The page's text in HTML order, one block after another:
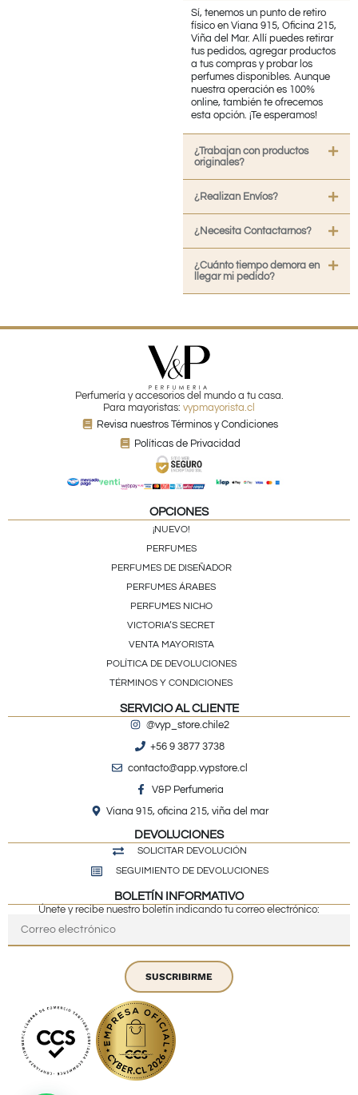
Sí, tenemos un punto de retiro
físico en Viana 915, Oficina 215,
Viña del Mar. Allí puedes retirar
tus pedidos, agregar productos
a tus compras y probar los
perfumes disponibles. Aunque
nuestra operación es 100%
online, también te ofrecemos
esta opción. ¡Te esperamos!
¿Trabajan con productos
originales?
¿Realizan Envíos?
¿Necesita Contactarnos?
¿Cuánto tiempo demora en
llegar mi pedido?
Perfumería y accesorios del mundo a tu casa.
Para mayoristas: vypmayorista.cl
Revisa nuestros Términos y Condiciones
Políticas de Privacidad
OPCIONES
¡NUEVO!
PERFUMES
PERFUMES DE DISEÑADOR
PERFUMES ÁRABES
PERFUMES NICHO
VICTORIA’S SECRET
VENTA MAYORISTA
POLÍTICA DE DEVOLUCIONES
TÉRMINOS Y CONDICIONES
SERVICIO AL CLIENTE
@vyp_store.chile2
+56 9 3877 3738
contacto@app.vypstore.cl
V&P Perfumeria
Viana 915, oficina 215, viña del mar
DEVOLUCIONES
SOLICITAR DEVOLUCIÓN
SEGUIMIENTO DE DEVOLUCIONES
BOLETÍN INFORMATIVO
Únete y recibe nuestro boletín indicando tu correo electrónico:
SUSCRIBIRME